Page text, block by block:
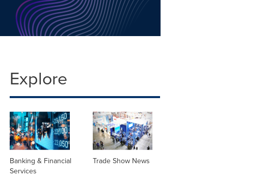
Explore
Banking & Financial
Services
Trade Show News